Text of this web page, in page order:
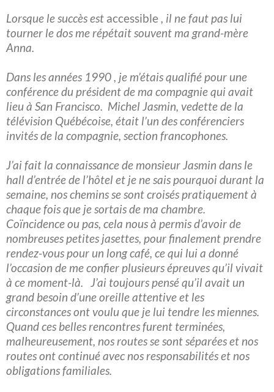
Lorsque le succès est accessible , il ne faut pas lui
tourner le dos me répétait souvent ma grand-mère
Anna.
Dans les années 1990 , je m’étais qualifié pour une
conférence du président de ma compagnie qui avait
lieu à San Francisco. Michel Jasmin, vedette de la
télévision Québécoise, était l’un des conférenciers
invités de la compagnie, section francophones.
J’ai fait la connaissance de monsieur Jasmin dans le
hall d’entrée de l’hôtel et je ne sais pourquoi durant la
semaine, nos chemins se sont croisés pratiquement à
chaque fois que je sortais de ma chambre.
Coïncidence ou pas, cela nous à permis d’avoir de
nombreuses petites jasettes, pour finalement prendre
rendez-vous pour un long café, ce qui lui a donné
l’occasion de me confier plusieurs épreuves qu’il vivait
à ce moment-là. J’ai toujours pensé qu’il avait un
grand besoin d’une oreille attentive et les
circonstances ont voulu que je lui tendre les miennes.
Quand ces belles rencontres furent terminées,
malheureusement, nos routes se sont séparées et nos
routes ont continué avec nos responsabilités et nos
obligations familiales.